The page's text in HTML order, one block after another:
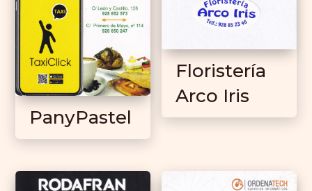
PanyPastel
Floristería
Arco Iris